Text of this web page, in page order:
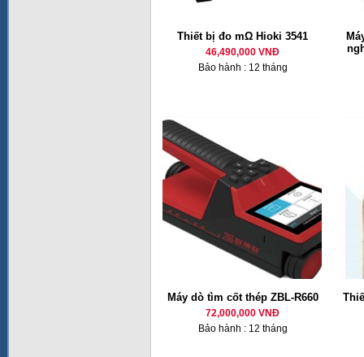
Thiết bị đo mΩ Hioki 3541
46,490,000 VNĐ
Bảo hành : 12 tháng
Máy dò tìm cốt thép ZBL-R660
72,000,000 VNĐ
Bảo hành : 12 tháng